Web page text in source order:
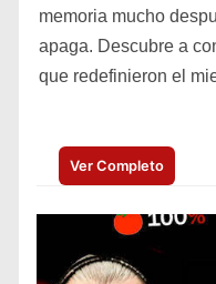
memoria mucho
apaga. Descubre a
que redefinieron el
Ver Completo